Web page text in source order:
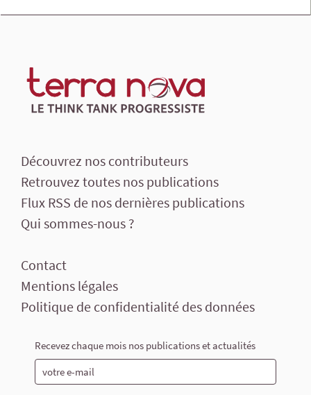
Découvrez nos contributeurs
Retrouvez toutes nos publications
Flux RSS de nos dernières publications
Qui sommes-nous ?
Contact
Mentions légales
Politique de confidentialité des données
Recevez chaque mois nos publications et actualités